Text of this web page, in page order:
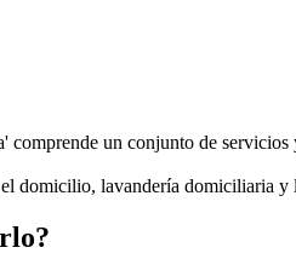
comprende un conjunto de
domicilio, lavandería domiciliaria